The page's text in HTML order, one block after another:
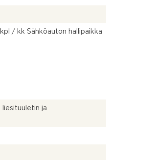
/ kk Sähköauton hallipaikka
liesituuletin ja